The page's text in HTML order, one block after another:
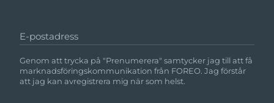
E-postadress
Genom att trycka på "Prenumerera" samtycker jag till att få
marknadsföringskommunikation från FOREO. Jag förstår
att jag kan avregistrera mig när som helst.